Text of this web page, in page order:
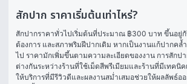
สักปาก ราคาเริ่มต้นเท่าไหร่?
สักปากราคาทั่วไปเริ่มต้นที่ประมาณ ฿300 บาท ขึ้นอยู่
ต้องการ และสภาพริมฝีปากเดิม หากเป็นงานแก้ปากคล้
ไป ราคามักเพิ่มขึ้นตามความละเอียดของงาน การสักป
ต่างกันระหว่างร้านที่ใช้เม็ดสีพรีเมียมและร้านที่มีเทคนิค
ให้บริการที่มีรีวิวดีและผลงานสม่ำเสมอช่วยให้ผลลัพธ์